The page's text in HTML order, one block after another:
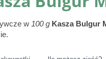
w 100 g Kasza Bulgur